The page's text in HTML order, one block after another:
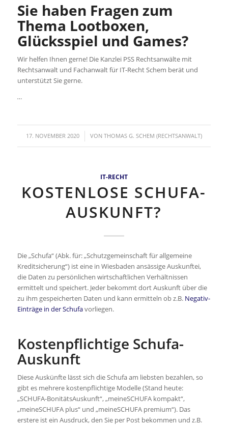
Sie haben Fragen zum
Thema Lootboxen,
Glücksspiel und Games?
Wir helfen Ihnen gerne! Die Kanzlei PSS Rechtsanwälte mit
Rechtsanwalt und Fachanwalt für IT-Recht Schem berät und
unterstützt Sie gerne.
…
17. NOVEMBER 2020
/ VON THOMAS G. SCHEM (RECHTSANWALT)
IT-RECHT
KOSTENLOSE SCHUFA-
AUSKUNFT?
Die „Schufa“ (Abk. für: „Schutzgemeinschaft für allgemeine
Kreditsicherung“) ist eine in Wiesbaden ansässige Auskunftei,
die Daten zu persönlichen wirtschaftlichen Verhältnissen
ermittelt und speichert. Jeder bekommt dort Auskunft über die
zu ihm gespeicherten Daten und kann ermitteln ob z.B. Negativ-
Einträge in der Schufavorliegen.
Kostenpflichtige Schufa-
Auskunft
Diese Auskünfte lässt sich die Schufa am liebsten bezahlen, so
gibt es mehrere kostenpflichtige Modelle (Stand heute:
„SCHUFA-BonitätsAuskunft“, „meineSCHUFA kompakt“,
„meineSCHUFA plus“ und „meineSCHUFA premium“). Das
erstere ist ein Ausdruck, den Sie per Post bekommen und z.B.